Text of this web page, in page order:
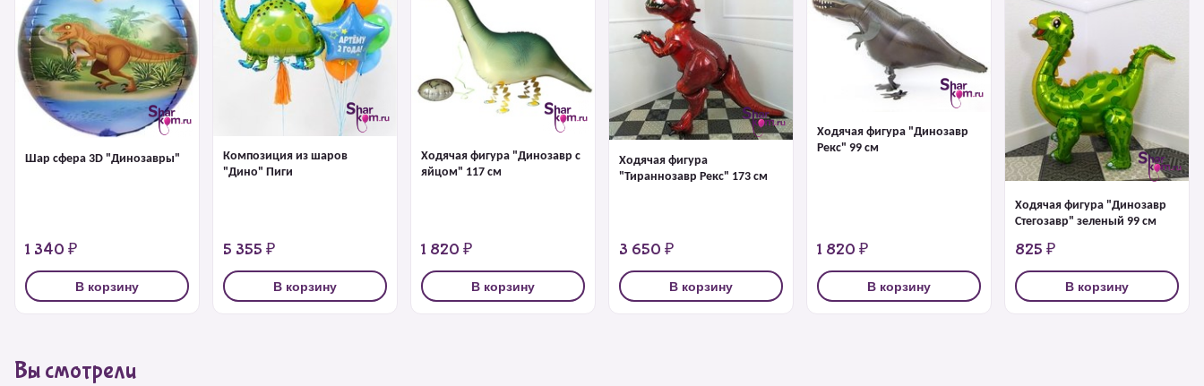
Шар сфера 3D "Динозавры"
1 340 ₽
В корзину
Композиция из шаров
"Дино" Пиги
5 355 ₽
В корзину
Ходячая фигура "Динозавр с
яйцом" 117 см
1 820 ₽
В корзину
Ходячая фигура
"Тираннозавр Рекс" 173 см
3 650 ₽
В корзину
Ходячая фигура "Динозавр
Рекс" 99 см
1 820 ₽
В корзину
Ходячая фигура "Динозавр
Стегозавр" зеленый 99 см
825 ₽
В корзину
Вы смотрели